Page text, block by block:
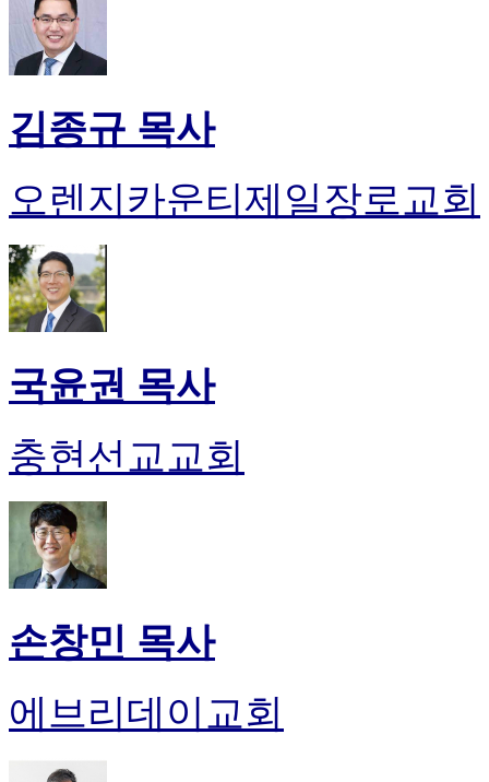
김종규 목사
오렌지카운티제일장로교회
국윤권 목사
충현선교교회
손창민 목사
에브리데이교회